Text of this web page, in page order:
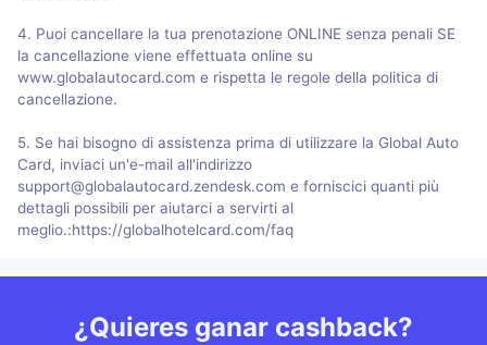
4. Puoi cancellare la tua prenotazione ONLINE senza penali SE
la cancellazione viene effettuata online su
www.globalautocard.com e rispetta le regole della politica di
cancellazione.
5. Se hai bisogno di assistenza prima di utilizzare la Global Auto
Card, inviaci un'e-mail all'indirizzo
support@globalautocard.zendesk.com e forniscici quanti più
dettagli possibili per aiutarci a servirti al
meglio.:https://globalhotelcard.com/faq
¿Quieres ganar cashback?